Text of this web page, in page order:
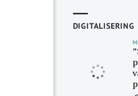
DIGITALISERING